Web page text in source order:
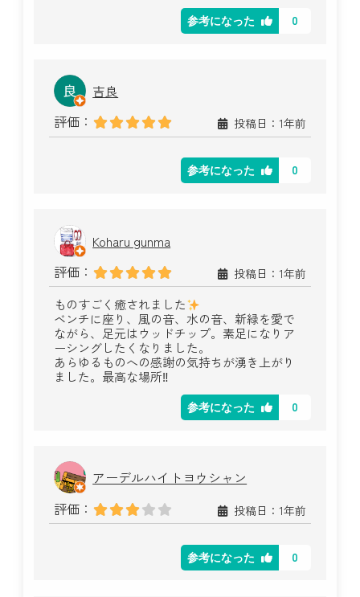
参考になった 0
吉良
評価：
投稿日：1年前
参考になった 0
Koharu gunma
評価：
投稿日：1年前
ものすごく癒されました
ベンチに座り、風の音、水の音、新緑を愛で
ながら、足元はウッドチップ。素足になりア
ーシングしたくなりました。
あらゆるものへの感謝の気持ちが湧き上がり
ました。最高な場所‼︎
参考になった 0
アーデルハイトヨウシャン
評価：
投稿日：1年前
参考になった 0